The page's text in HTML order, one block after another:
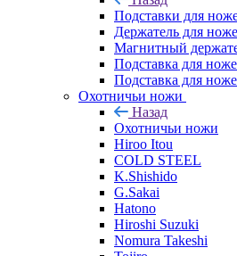
Подставки для
Держатель для
Магнитный
Подставка для
Подставка для
Охотничьи ножи
Назад
Охотничьи ножи
Hiroo Itou
COLD STEEL
K.Shishido
G.Sakai
Hatono
Hiroshi Suzuki
Nomura Takeshi